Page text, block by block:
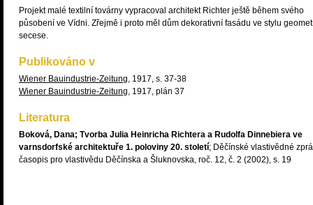
Projekt malé textilní továrny vypracoval architekt Richter ještě během svého
působení ve Vídni. Zřejmě i proto měl dům dekorativní fasádu ve stylu
secese.
Publikováno v
Wiener Bauindustrie-Zeitung, 1917, s. 37-38
Wiener Bauindustrie-Zeitung, 1917, plán 37
Literatura
Boková, Dana; Tvorba Julia Heinricha Richtera a Rudolfa Dinnebiera ve
varnsdorfské architektuře 1. poloviny 20. století; Děčínské vlastivědné
časopis pro vlastivědu Děčínska a Šluknovska, roč. 12, č. 2 (2002), s. 19